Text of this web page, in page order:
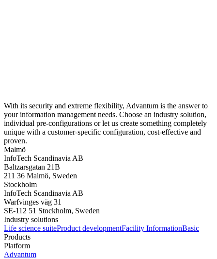
With its security and extreme flexibility, Advantum is the answer to
your information management needs. Choose an industry solution,
individual pre-configurations or let us create something completely
unique with a customer-specific configuration, cost-effective and
proven.
Malmö
InfoTech Scandinavia AB
Baltzarsgatan 21B
211 36 Malmö, Sweden
Stockholm
InfoTech Scandinavia AB
Warfvinges väg 31
SE-112 51 Stockholm, Sweden
Industry solutions
Life science suiteProduct developmentFacility InformationBasic
Products
Platform
Advantum